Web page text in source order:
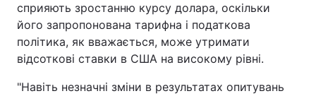
сприяють зростанню курсу долара, оскільки
його запропонована тарифна і податкова
політика, як вважається, може утримати
відсоткові ставки в США на високому рівні.
"Навіть незначні зміни в результатах опитувань